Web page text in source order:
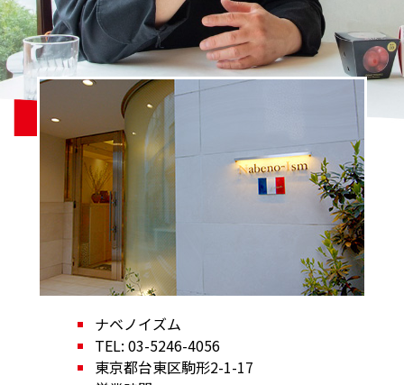
ナベノイズム
TEL: 03-5246-4056
東京都台東区駒形2-1-17